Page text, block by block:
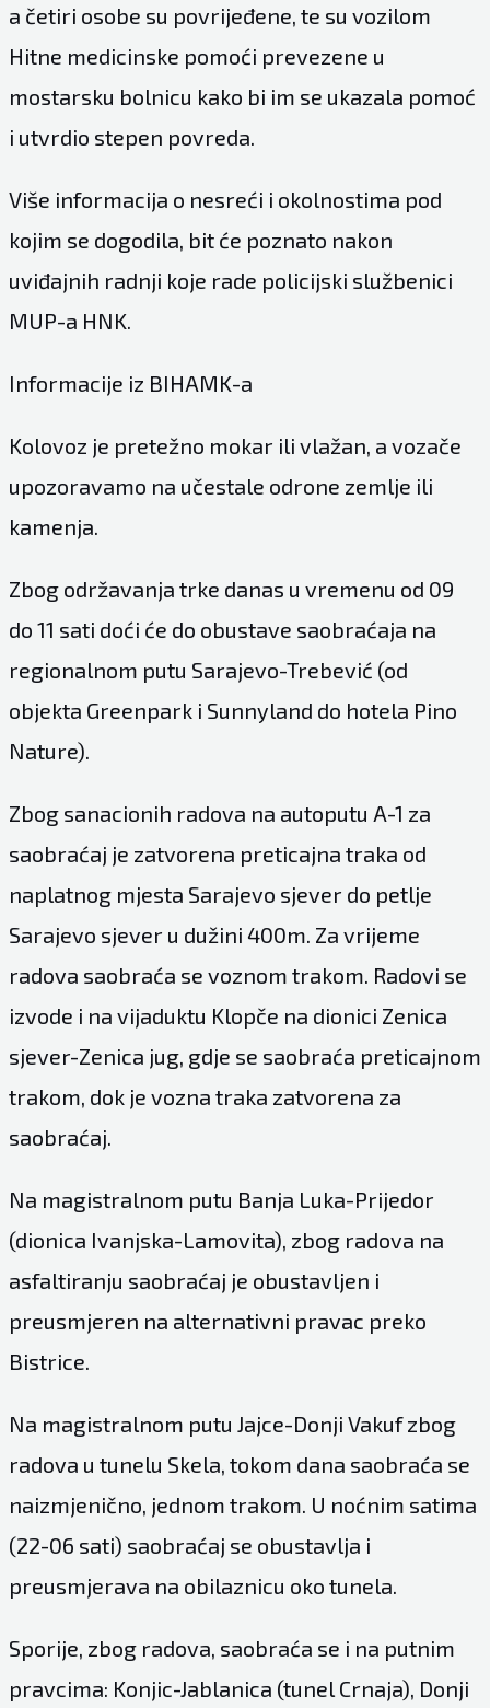
a četiri osobe su povrijeđene, te su vozilom
Hitne medicinske pomoći prevezene u
mostarsku bolnicu kako bi im se ukazala pomoć
i utvrdio stepen povreda.
Više informacija o nesreći i okolnostima pod
kojim se dogodila, bit će poznato nakon
uviđajnih radnji koje rade policijski službenici
MUP-a HNK.
Informacije iz BIHAMK-a
Kolovoz je pretežno mokar ili vlažan, a vozače
upozoravamo na učestale odrone zemlje ili
kamenja.
Zbog održavanja trke danas u vremenu od 09
do 11 sati doći će do obustave saobraćaja na
regionalnom putu Sarajevo-Trebević (od
objekta Greenpark i Sunnyland do hotela Pino
Nature).
Zbog sanacionih radova na autoputu A-1 za
saobraćaj je zatvorena preticajna traka od
naplatnog mjesta Sarajevo sjever do petlje
Sarajevo sjever u dužini 400m. Za vrijeme
radova saobraća se voznom trakom. Radovi se
izvode i na vijaduktu Klopče na dionici Zenica
sjever-Zenica jug, gdje se saobraća preticajnom
trakom, dok je vozna traka zatvorena za
saobraćaj.
Na magistralnom putu Banja Luka-Prijedor
(dionica Ivanjska-Lamovita), zbog radova na
asfaltiranju saobraćaj je obustavljen i
preusmjeren na alternativni pravac preko
Bistrice.
Na magistralnom putu Jajce-Donji Vakuf zbog
radova u tunelu Skela, tokom dana saobraća se
naizmjenično, jednom trakom. U noćnim satima
(22-06 sati) saobraćaj se obustavlja i
preusmjerava na obilaznicu oko tunela.
Sporije, zbog radova, saobraća se i na putnim
pravcima: Konjic-Jablanica (tunel Crnaja), Donji